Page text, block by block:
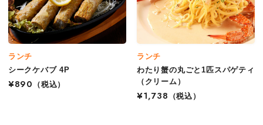
ランチ
シークケバブ 4P
¥890
（税込）
ランチ
わたり蟹の丸ごと1匹スパゲティ
（クリーム）
¥1,738
（税込）